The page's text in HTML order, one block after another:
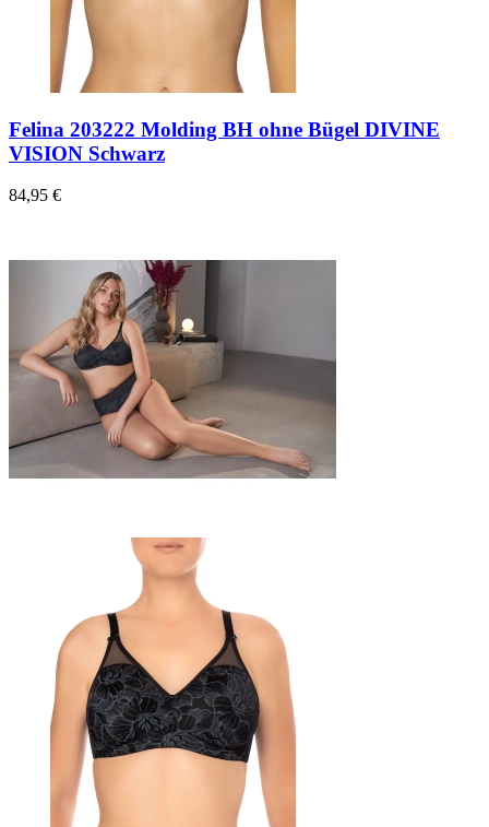
Felina 203222 Molding BH ohne Bügel DIVINE
VISION Schwarz
84,95 €